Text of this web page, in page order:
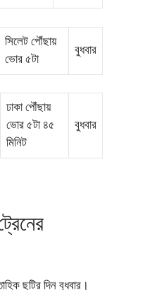
সিলেট পৌঁছায়
ভোর ৫টা
বুধবার
ঢাকা পৌঁছায়
ভোর ৫টা ৪৫
মিনিট
বুধবার
ছুটির দিন বুধবার।